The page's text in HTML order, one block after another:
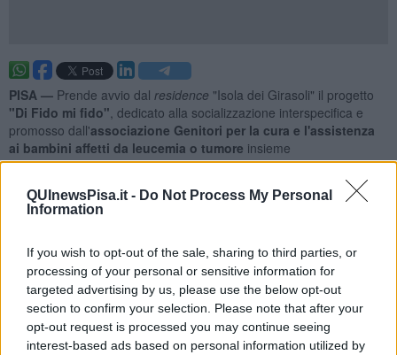
QUInewsPisa.it - Do Not Process My Personal
Information
If you wish to opt-out of the sale, sharing to third parties, or
processing of your personal or sensitive information for
targeted advertising by us, please use the below opt-out
section to confirm your selection. Please note that after your
opt-out request is processed you may continue seeing
interest-based ads based on personal information utilized by
PISA — Prende avvio dal residence "Isola dei Girasoli" il progetto
"Di Fido mi fido" , dedicato alla socializzazione interspecifica e
promosso dall'associazione Genitori per la cura e l'assistenza
ai bambini affetti da leucemia o tumore insieme
all'associazione Barbara Capovanie alleunità cinofile della
"Il progetto nasce con l'obiettivo fondamentale di offrire ai piccoli
emotivo dal contesto sanitario e dalle terapie invasive
spiegato dall'associazione Barbara Capovani - attraverso l’attività
ludica e la convivenza con i cani, i ragazzi potranno scoprire un
legame speciale, imparando avedere nell'animale un grande
amico e un supporto costante. Allo stesso tempo il progetto
nasce per stare accanto anche ai genitori, offrendo un po' di
leggerezza nella gestione quotidiana del percorso di cura".